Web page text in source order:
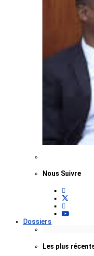
Nous Suivre
Dossiers
Les plus